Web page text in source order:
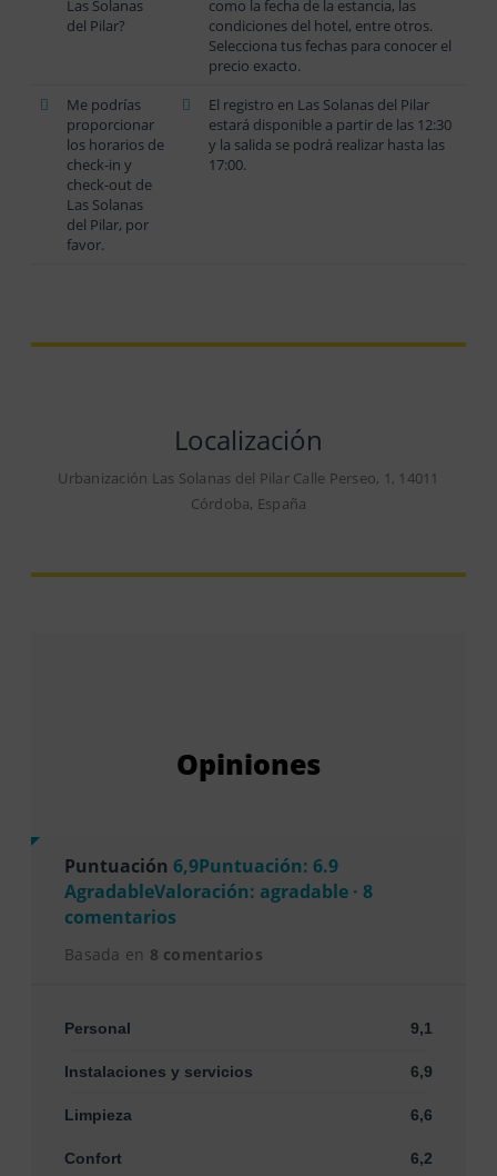
Las Solanas
del Pilar?
como la fecha de la estancia, las
condiciones del hotel, entre otros.
Selecciona tus fechas para conocer el
precio exacto.
Me podrías
proporcionar
los horarios de
check-in y
check-out de
Las Solanas
del Pilar, por
favor.
El registro en Las Solanas del Pilar
estará disponible a partir de las 12:30
y la salida se podrá realizar hasta las
17:00.
Localización
Urbanización Las Solanas del Pilar Calle Perseo, 1, 14011
Córdoba, España
Opiniones
Puntuación 6,9Puntuación: 6.9
AgradableValoración: agradable · 8
comentarios
Basada en 8 comentarios
Personal 9,1
Instalaciones y servicios 6,9
Limpieza 6,6
Confort 6,2